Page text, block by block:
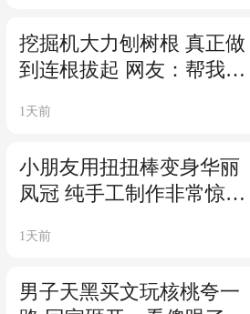
挖掘机大力刨树根 真正做
到连根拔起 网友：帮我拔
1天前
小朋友用扭扭棒变身华丽
凤冠 纯手工制作非常惊艳
展了
1天前
男子天黑买文玩核桃夸一